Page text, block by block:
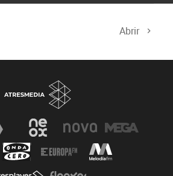
Abrir
Cambio Climático